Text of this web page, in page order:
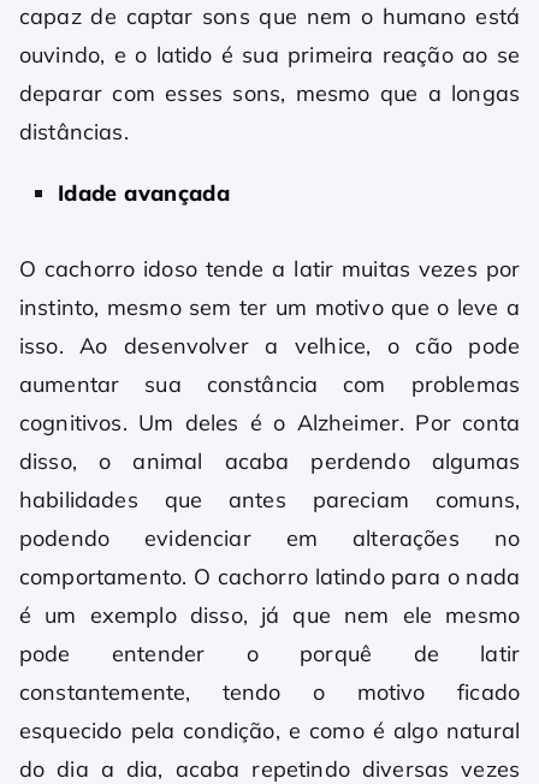
capaz de captar sons que nem o humano está
ouvindo, e o latido é sua primeira reação ao se
deparar com esses sons, mesmo que a longas
distâncias.
Idade avançada
O cachorro idoso tende a latir muitas vezes por
instinto, mesmo sem ter um motivo que o leve a
isso. Ao desenvolver a velhice, o cão pode
aumentar sua constância com problemas
cognitivos. Um deles é o Alzheimer. Por conta
disso, o animal acaba perdendo algumas
habilidades que antes pareciam comuns,
podendo evidenciar em alterações no
comportamento. O cachorro latindo para o nada
é um exemplo disso, já que nem ele mesmo
pode entender o porquê de latir
constantemente, tendo o motivo ficado
esquecido pela condição, e como é algo natural
do dia a dia, acaba repetindo diversas vezes